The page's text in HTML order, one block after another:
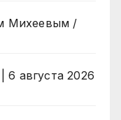
Михеевым /
августа 2026